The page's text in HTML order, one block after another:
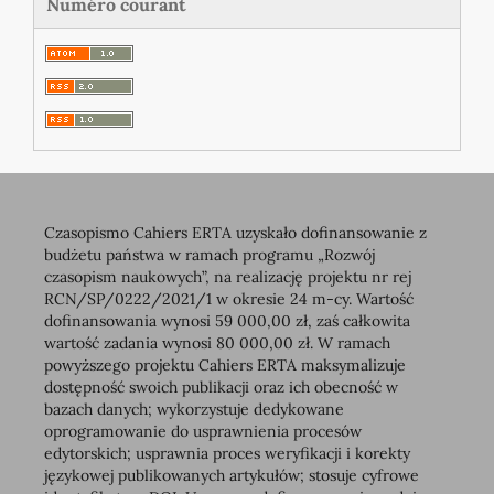
Numéro courant
Czasopismo Cahiers ERTA uzyskało dofinansowanie z
budżetu państwa w ramach programu „Rozwój
czasopism naukowych”, na realizację projektu nr rej
RCN/SP/0222/2021/1 w okresie 24 m-cy. Wartość
dofinansowania wynosi 59 000,00 zł, zaś całkowita
wartość zadania wynosi 80 000,00 zł. W ramach
powyższego projektu Cahiers ERTA maksymalizuje
dostępność swoich publikacji oraz ich obecność w
bazach danych; wykorzystuje dedykowane
oprogramowanie do usprawnienia procesów
edytorskich; usprawnia proces weryfikacji i korekty
językowej publikowanych artykułów; stosuje cyfrowe